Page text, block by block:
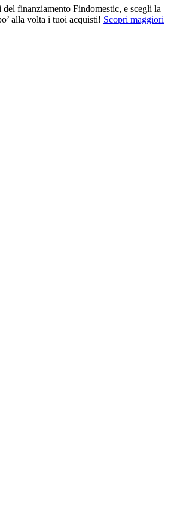
finanziamento Findomestic, e scegli la
alla volta i tuoi acquisti! Scopri maggiori